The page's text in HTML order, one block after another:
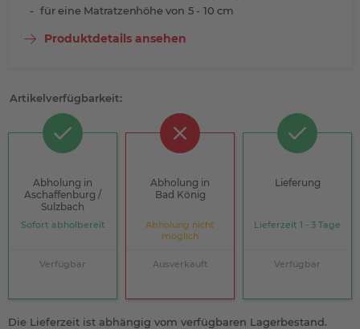
für eine Matratzenhöhe von 5 - 10 cm
Produktdetails ansehen
Artikelverfügbarkeit:
Abholung in
Aschaffenburg /
Sulzbach
Sofort abholbereit
Verfügbar
Abholung in
Bad König
Abholung nicht
möglich
Ausverkauft
Lieferung
Lieferzeit 1 - 3 Tage
Verfügbar
Die Lieferzeit ist abhängig vom verfügbaren Lagerbestand.